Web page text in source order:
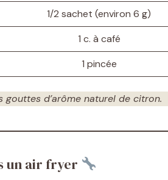
1/2 sachet (environ 6 g)
1 c. à café
1 pincée
d’arôme naturel de citron.
un air fryer